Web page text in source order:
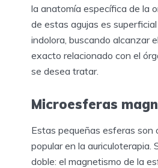
la anatomía específica de la
de estas agujas es
indolora, buscando alcanzar
exacto relacionado con el
se desea tratar.
Microesferas
Estas pequeñas esferas son
popular en la auriculoterapia.
doble: el magnetismo de la